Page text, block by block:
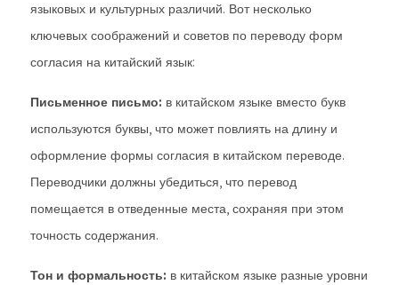
языковых и культурных различий. Вот несколько
ключевых соображений и советов по переводу форм
согласия на китайский язык:
Письменное письмо: в китайском языке вместо букв
используются буквы, что может повлиять на длину и
оформление формы согласия в китайском переводе.
Переводчики должны убедиться, что перевод
помещается в отведенные места, сохраняя при этом
точность содержания.
Тон и формальность: в китайском языке разные уровни